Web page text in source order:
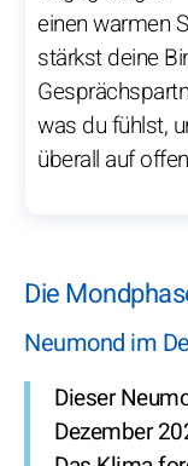
einen warmen
stärkst deine
was du fühlst,
überall auf
Die
Neumond im
Dieser
Dezember